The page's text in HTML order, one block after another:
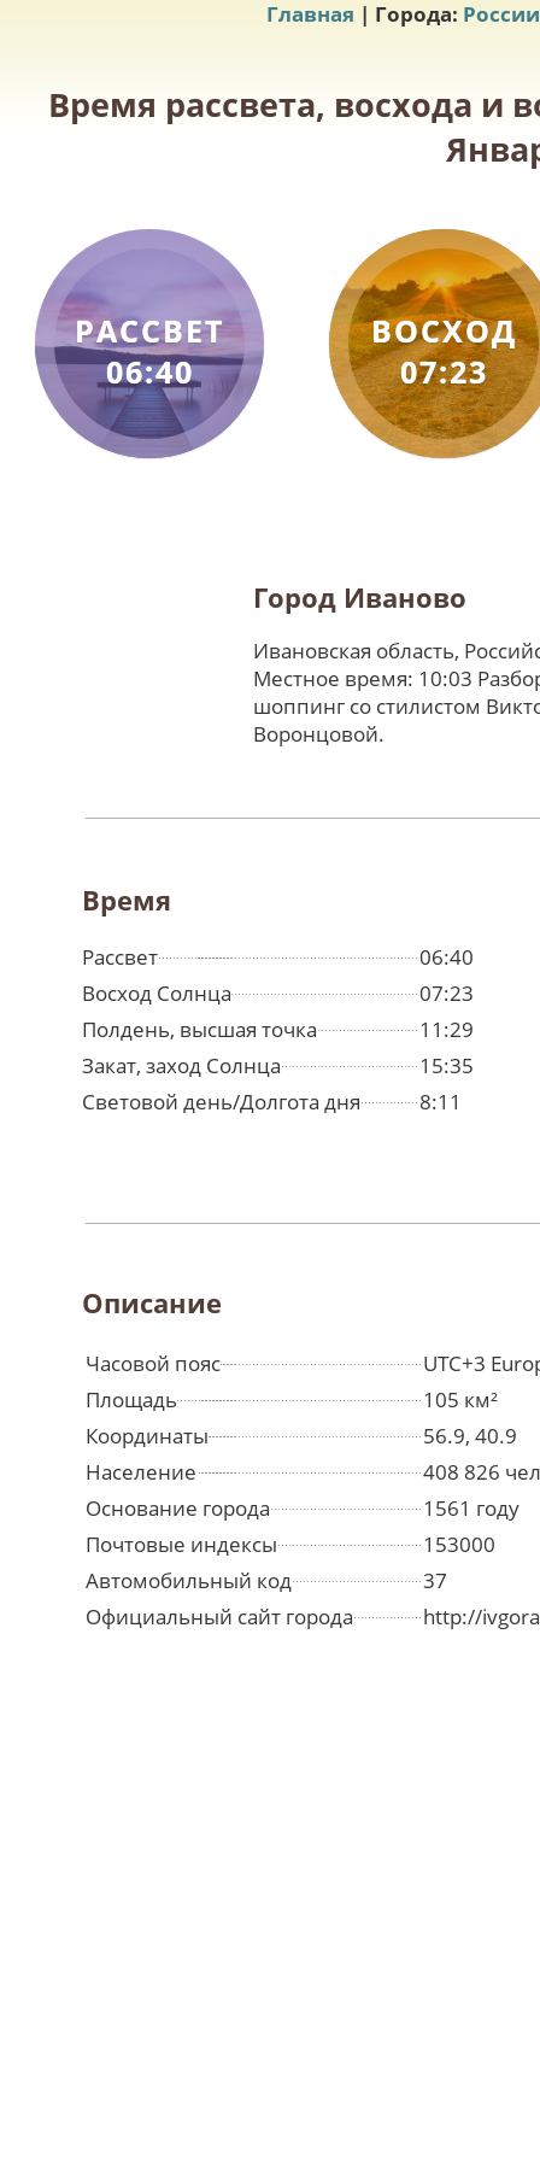
Главная | Города: России
Время рассвета, восхода и
РАССВЕТ
06:40
ВОСХОД
07:23
Город Иваново
Ивановская область,
Местное время: 10:03
шоппинг со стилистом
Воронцовой.
Время
Рассвет
06:40
Восход Солнца
07:23
Полдень, высшая точка
11:29
Закат, заход Солнца
15:35
Световой день/Долгота дня
8:11
Описание
Часовой пояс
UTC+3
Площадь
105 км²
Координаты
56.9, 40.9
Население
408 826
Основание города
1561 году
Почтовые индексы
153000
Автомобильный код
37
Официальный сайт города
http://